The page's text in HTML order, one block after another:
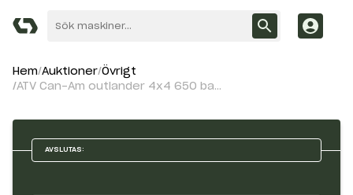
Hem Auktioner Övrigt
ATV Can-Am outlander 4x4 650 bandsats
AVSLUTAS: